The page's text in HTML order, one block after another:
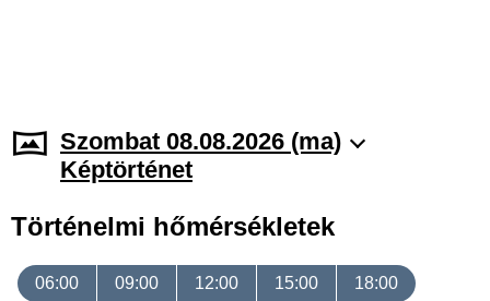
Szombat 08.08.2026 (ma)
Képtörténet
Történelmi hőmérsékletek
06:00 09:00 12:00 15:00 18:00